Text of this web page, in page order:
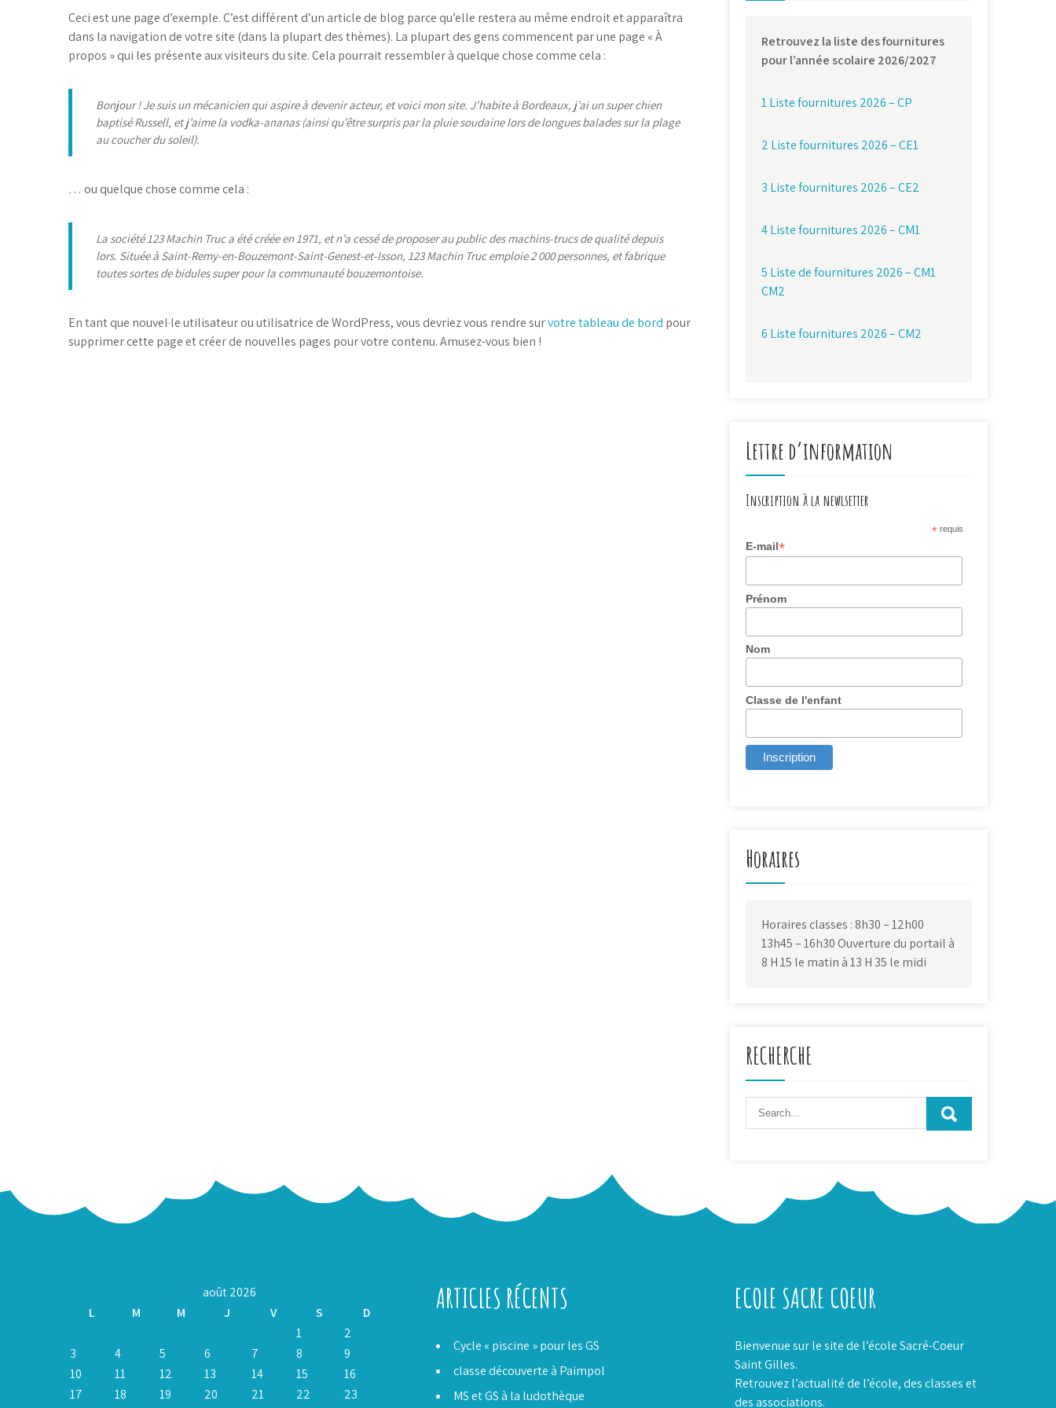
Ceci est une page d’exemple. C’est différent d’un article de blog parce qu’elle restera au même endroit et apparaîtra
dans la navigation de votre site (dans la plupart des thèmes). La plupart des gens commencent par une page « À
propos » qui les présente aux visiteurs du site. Cela pourrait ressembler à quelque chose comme cela :
Bonjour ! Je suis un mécanicien qui aspire à devenir acteur, et voici mon site. J’habite à Bordeaux, j’ai un super chien
baptisé Russell, et j’aime la vodka-ananas (ainsi qu’être surpris par la pluie soudaine lors de longues balades sur la plage
au coucher du soleil).
… ou quelque chose comme cela :
La société 123 Machin Truc a été créée en 1971, et n’a cessé de proposer au public des machins-trucs de qualité depuis
lors. Située à Saint-Remy-en-Bouzemont-Saint-Genest-et-Isson, 123 Machin Truc emploie 2 000 personnes, et fabrique
toutes sortes de bidules super pour la communauté bouzemontoise.
En tant que nouvel·le utilisateur ou utilisatrice de WordPress, vous devriez vous rendre survotre tableau de bord pour
supprimer cette page et créer de nouvelles pages pour votre contenu. Amusez-vous bien !
Retrouvez la liste des fournitures
pour l’année scolaire 2026/2027
1 Liste fournitures 2026 – CP
2 Liste fournitures 2026 – CE1
3 Liste fournitures 2026 – CE2
4 Liste fournitures 2026 – CM1
5 Liste de fournitures 2026 – CM1
CM2
6 Liste fournitures 2026 – CM2
Lettre d’information
Inscription à la newlsetter
*requis
E-mail*
Prénom
Nom
Classe de l'enfant
Horaires
Horaires classes : 8h30 – 12h00
13h45 – 16h30 Ouverture du portail à
8 H 15 le matin à 13 H 35 le midi
RECHERCHE
août 2026
L
M M J V S
D
1
2
3
4 5 6 7 8
9
10
11 12 13 14 15
16
17
18 19 20 21 22
23
ARTICLES RÉCENTS
Cycle « piscine » pour les GS
classe découverte à Paimpol
MS et GS à la ludothèque
ECOLE SACRE COEUR
Bienvenue sur le site de l’école Sacré-Coeur
Saint Gilles.
Retrouvez l’actualité de l’école, des classes et
des associations.